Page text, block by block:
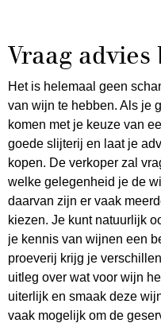
Vraag
Het is helemaal geen
van wijn te hebben. Als je
komen met je keuze van
goede slijterij en laat je
kopen. De verkoper zal
welke gelegenheid je de
daarvan zijn er vaak
kiezen. Je kunt natuurlijk
je kennis van wijnen een
proeverij krijg je
uitleg over wat voor wijn
uiterlijk en smaak deze
vaak mogelijk om de